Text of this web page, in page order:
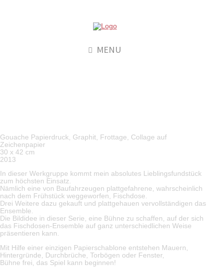
MENU
Gouache Papierdruck, Graphit, Frottage, Collage auf
Zeichenpapier
30 x 42 cm
2013
In dieser Werkgruppe kommt mein absolutes Lieblingsfundstück
zum höchsten Einsatz.
Nämlich eine von Baufahrzeugen plattgefahrene, wahrscheinlich
nach dem Frühstück weggeworfen, Fischdose.
Drei Weitere dazu gekauft und plattgehauen vervollständigen das
Ensemble.
Die Bildidee in dieser Serie, eine Bühne zu schaffen, auf der sich
das Fischdosen-Ensemble auf ganz unterschiedlichen Weise
präsentieren kann.
Mit Hilfe einer einzigen Papierschablone entstehen Mauern,
Hintergründe, Durchbrüche, Torbögen oder Fenster,
Bühne frei, das Spiel kann beginnen!